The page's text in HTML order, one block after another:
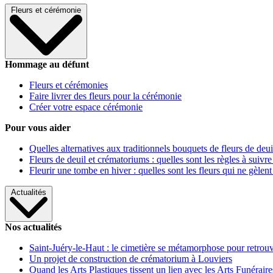
Fleurs et cérémonie
Hommage au défunt
Fleurs et cérémonies
Faire livrer des fleurs pour la cérémonie
Créer votre espace cérémonie
Pour vous aider
Quelles alternatives aux traditionnels bouquets de fleurs de
Fleurs de deuil et crématoriums : quelles sont les règles à
Fleurir une tombe en hiver : quelles sont les fleurs qui ne gèlent
Actualités
Nos actualités
Saint-Juéry-le-Haut : le cimetière se métamorphose pour
Un projet de construction de crématorium à Louviers
Quand les Arts Plastiques tissent un lien avec les Arts